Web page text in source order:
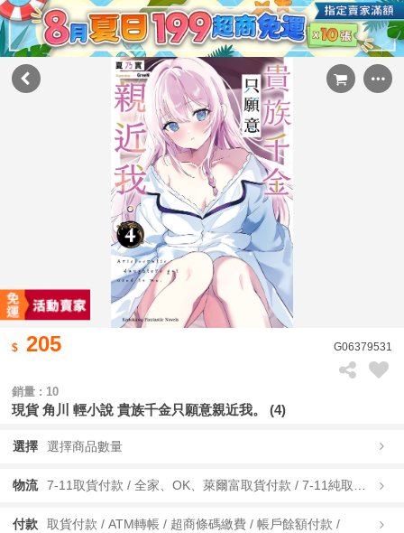
205 G06379531
銷量 : 10
現貨 角川 輕小說 貴族千金只願意親近我。 (4)
選擇 選擇商品數量
物流
付款 取貨付款 / ATM轉帳 / 超商條碼繳費 / 帳戶餘額付款 /